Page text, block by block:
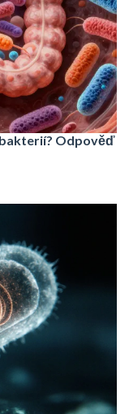
bakterií? Odpověď